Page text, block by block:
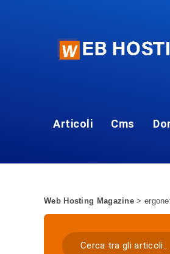
Articoli Cms
Web Hosting Magazine >